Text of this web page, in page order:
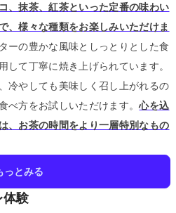
、抹茶、紅茶といった定番の味わい
、様々な種類をお楽しみいただけま
ーの豊かな風味としっとりとした食
して丁寧に焼き上げられています。
冷やしても美味しく召し上がれるの
べ方をお試しいただけます。心を込
、お茶の時間をより一層特別なもの
っとみる
体験